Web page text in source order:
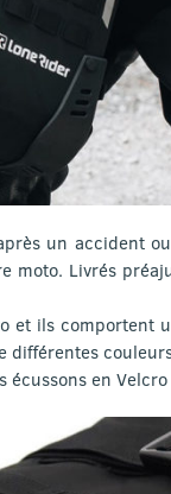
un accident
moto. Livrés
et ils comportent
différentes
écussons en